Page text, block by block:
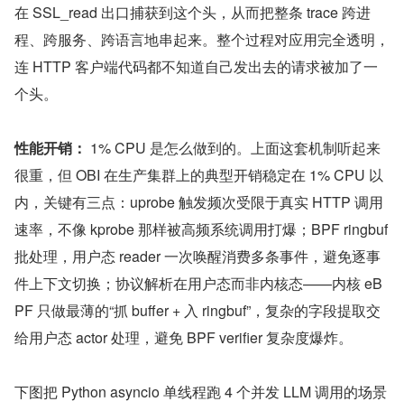
在 SSL_read 出口捕获到这个头，从而把整条 trace 跨进
程、跨服务、跨语言地串起来。整个过程对应用完全透明，
连 HTTP 客户端代码都不知道自己发出去的请求被加了一
个头。
性能开销： 1% CPU 是怎么做到的。上面这套机制听起来
很重，但 OBI 在生产集群上的典型开销稳定在 1% CPU 以
内，关键有三点：uprobe 触发频次受限于真实 HTTP 调用
速率，不像 kprobe 那样被高频系统调用打爆；BPF ringbuf
批处理，用户态 reader 一次唤醒消费多条事件，避免逐事
件上下文切换；协议解析在用户态而非内核态——内核 eB
PF 只做最薄的“抓 buffer + 入 ringbuf”，复杂的字段提取交
给用户态 actor 处理，避免 BPF verifier 复杂度爆炸。
下图把 Python asyncio 单线程跑 4 个并发 LLM 调用的场景